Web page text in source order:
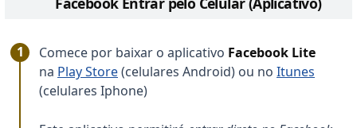
Comece por baixar o aplicativo Facebook Lite
na Play Store(celulares Android) ou no Itunes
(celulares Iphone)